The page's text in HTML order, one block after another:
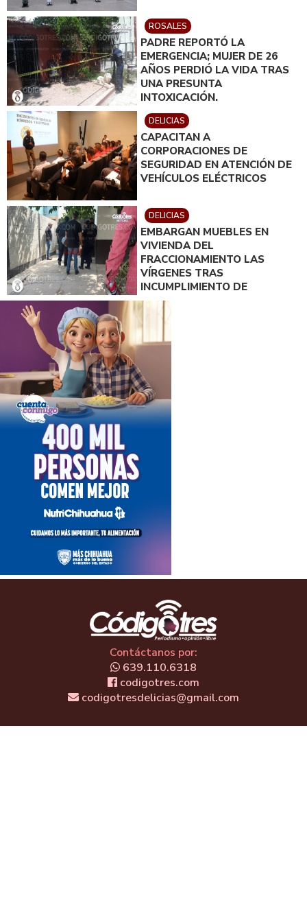
ROSALES
PADRE REPORTÓ LA
EMERGENCIA; MUJER DE 26
AÑOS PERDIÓ LA VIDA TRAS
UNA PRESUNTA
INTOXICACIÓN.
DELICIAS
CAPACITAN A
CORPORACIONES DE
SEGURIDAD EN ATENCIÓN DE
VEHÍCULOS ELÉCTRICOS
DELICIAS
EMBARGAN MUEBLES EN
VIVIENDA DEL
FRACCIONAMIENTO LAS
VÍRGENES TRAS
INCUMPLIMIENTO DE
ACUERDO DE PAGO
Contáctanos por:
639.110.6318
codigotres.com
codigotresdelicias@gmail.com